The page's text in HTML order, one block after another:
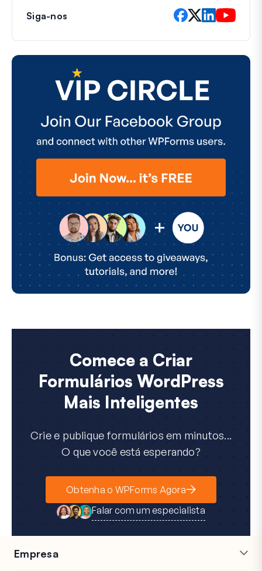
Siga-nos
Comece a Criar
Formulários WordPress
Mais Inteligentes
Crie e publique formulários em minutos...
O que você está esperando?
Obtenha o WPForms Agora
Falar com um especialista
Empresa